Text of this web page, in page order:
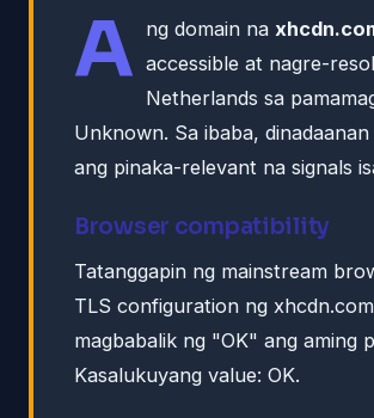
A ng domain na
accessible at nagre-
Netherlands sa
Unknown. Sa ibaba,
ang pinaka-relevant na signals
Browser compatibility
Tatanggapin ng mainstream
TLS configuration ng
magbabalik ng "OK" ang aming
Kasalukuyang value: OK.